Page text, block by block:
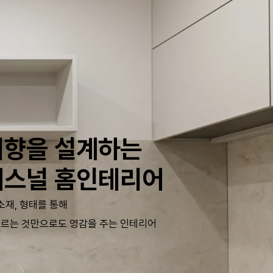
을 설계하는
널 홈인테리어
재, 형태를 통해
는 것만으로도 영감을 주는 인테리어